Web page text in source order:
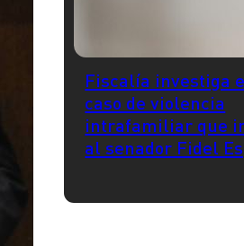
Fiscalía investiga
caso de violencia
intrafamiliar que
al senador Fidel